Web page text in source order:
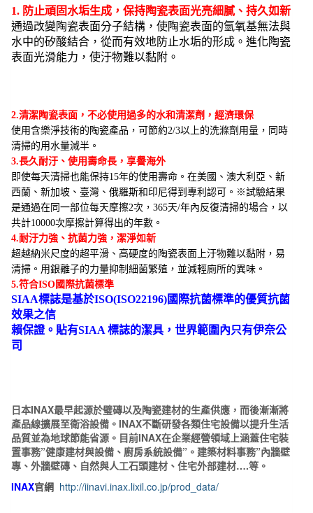
抗
菌
力
強
1. 防止頑固水垢生成，保持陶瓷表面光亮細膩、持久如新
通過改變陶瓷表面分子結構，使陶瓷表面的氫氧基無法與
水中的矽酸結合， 從而有效地防止水垢的形成。進化陶瓷
表面光滑能力，使汙物難以黏附。
2.清潔陶瓷表面，不必使用過多的水和清潔劑，經濟環保
使用含樂淨技術的陶瓷產品，可節約2/3以上的洗滌劑用量，同時
清掃的用水量減半。
3.長久耐汙、使用壽命長，享譽海外
即使每天清掃也能保持15年的使用壽命。在美國、澳大利亞、新
西蘭、新加坡、臺灣、俄羅斯和印尼得到專利認可。※試驗結果
是通過在同一部位每天摩擦2次， 365天/年內反復清掃的場合，以
共計10000次摩擦計算得出的年數。
4.耐汙力強、抗菌力強，潔淨如新
超越納米尺度的超平滑、高硬度的陶瓷表面上汙物難以黏附，易
清掃。用銀離子的力量抑制細菌繁殖，並減輕廁所的異味。
5.符合ISO國際抗菌標準
SIAA標誌是基於ISO(ISO22196)國際抗菌標準的優質抗菌
效果之信
賴保證。貼有SIAA標誌的潔具，世界範圍內只有伊奈公
司
日本INAX最早起源於璧磚以及陶瓷建材的生產供應，而後漸漸將
產品線擴展至衛浴設備。INAX不斷研發各類住宅設備以提升生活
品質並為地球節能省源。目前INAX在企業經營領域上涵蓋住宅裝
置事務”健康建材與設備、廚房系統設備”。建築材料事務”內牆壁
專、外牆壁磚、自然與人工石頭建材、住宅外部建材….等。
INAX官網 http://iinavi.inax.lixil.co.jp/prod_data/